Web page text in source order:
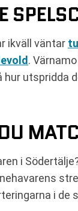
ikväll väntar
.
hur utspridda
i
i